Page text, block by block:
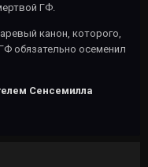
ГФ.
канон, которого,
обязательно осеменил
Сенсемилла